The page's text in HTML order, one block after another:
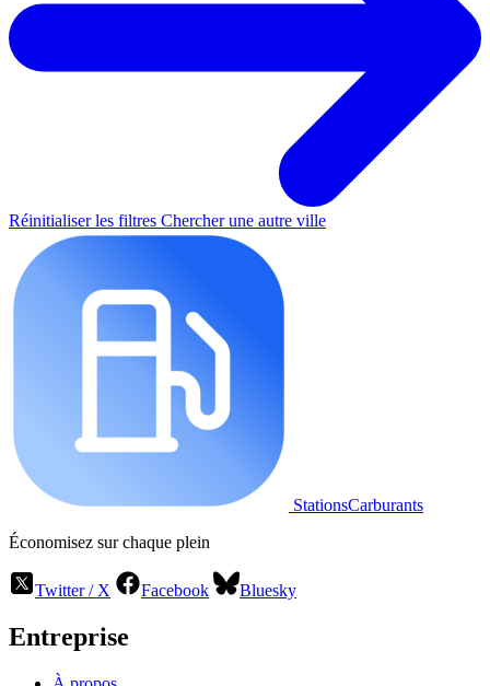
Réinitialiser les filtres Chercher une autre ville
StationsCarburants
Économisez sur chaque plein
Twitter / X Facebook Bluesky
Entreprise